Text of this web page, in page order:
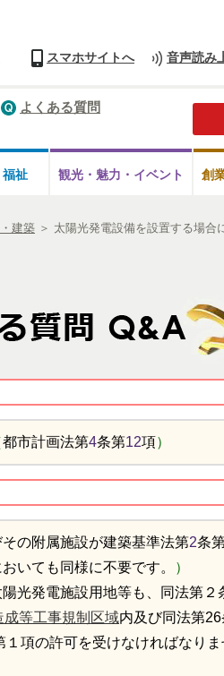
スマホサイトへ 音声読み
よくある質問
福祉 観光・魅力・ イベント 創
建築 ＞ 太陽光発電設備を設置する場合
都市計画法第4条第12項）
その附属施設が建築基準法第2条
いても同様に不要です。
）
光発電施設用地等も、同法第２
成等工事規制区域内及び同法第
項の許可を受けなければなりま